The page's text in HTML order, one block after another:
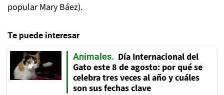
popular Mary Báez).
Te puede interesar
Animales
Día Internacional del
Gato este 8 de agosto: por qué se
celebra tres veces al año y cuáles
son sus fechas clave